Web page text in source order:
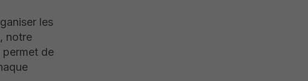
les
notre
permet de